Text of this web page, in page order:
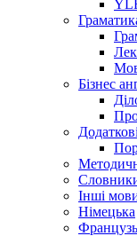
Бізнес
Інші
Німецька